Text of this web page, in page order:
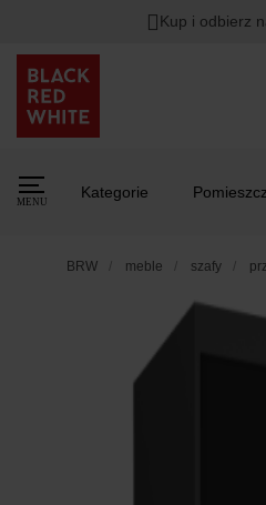
Kup i odbierz
MENU
Kategorie
BRW meble szafy